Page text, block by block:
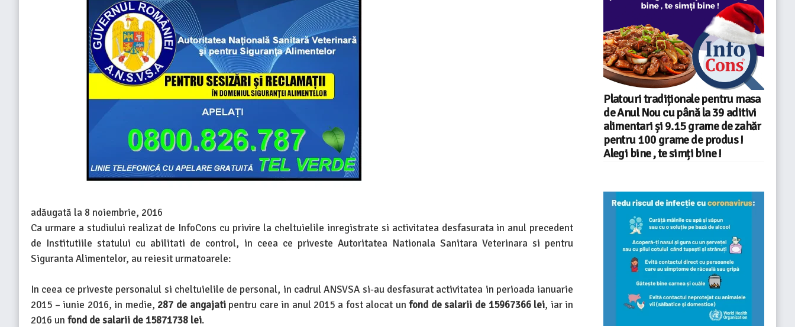
adăugată la 8 noiembrie, 2016
Ca urmare a studiului realizat de InfoCons cu privire la cheltuielile inregistrate si activitatea desfasurata in anul precedent
de Institutiile statului cu abilitati de control, in ceea ce priveste Autoritatea Nationala Sanitara Veterinara si pentru
Siguranta Alimentelor, au reiesit urmatoarele:
In ceea ce priveste personalul si cheltuielile de personal, in cadrul ANSVSA si-au desfasurat activitatea in perioada ianuarie
2015 – iunie 2016, in medie, 287 de angajatipentru care in anul 2015 a fost alocat unfond de salarii de 15967366 lei, iar in
2016 un fond de salarii de 15871738 lei.
Platouri tradiționale pentru masa
de Anul Nou cu până la 39 aditivi
alimentari și 9.15 grame de zahăr
pentru 100 grame de produs !
Alegi bine , te simți bine !